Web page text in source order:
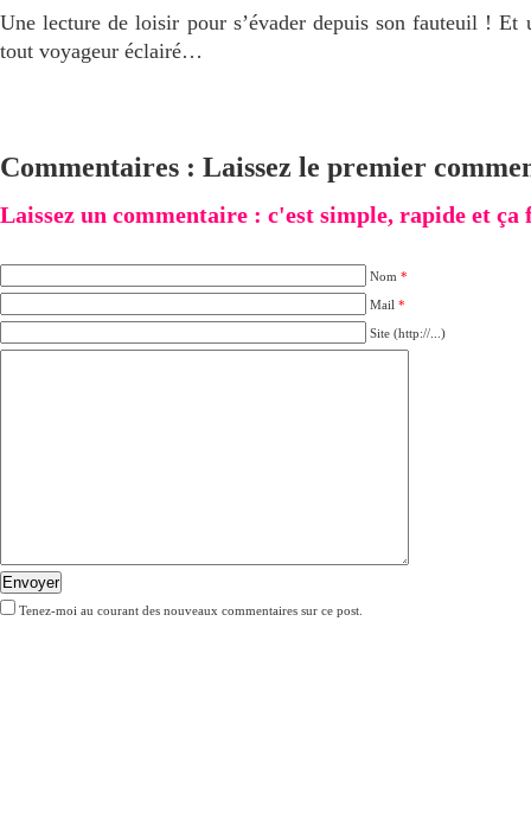
Une lecture de loisir pour s’évader depuis son fauteuil ! Et
tout voyageur éclairé…
Commentaires : Laissez le premier
Laissez un commentaire : c'est simple, rapide et
Nom *
Mail *
Site (http://...)
Envoyer
Tenez-moi au courant des nouveaux commentaires sur ce post.